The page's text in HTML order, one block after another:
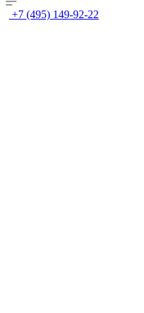
+7 (495) 149-92-22